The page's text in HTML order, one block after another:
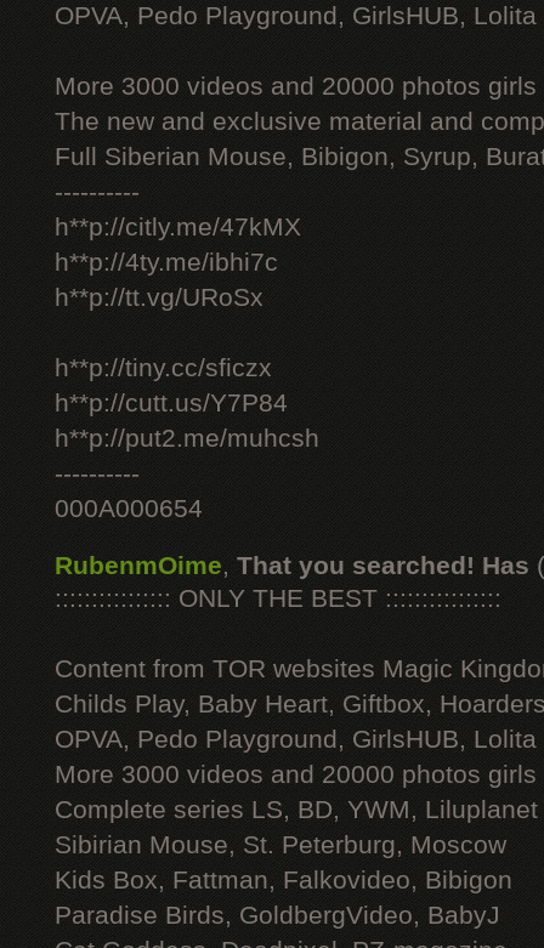
OPVA, Pedo Playground, GirlsHUB, Lolita
More 3000 videos and 20000 photos
The new and exclusive material and
Full Siberian Mouse, Bibigon, Syrup,
----------
h**p://citly.me/47kMX
h**p://4ty.me/ibhi7c
h**p://tt.vg/URoSx
h**p://tiny.cc/sficzx
h**p://cutt.us/Y7P84
h**p://put2.me/muhcsh
----------
000A000654
RubenmOime, That you searched! Has
:::::::::::::::: ONLY THE BEST ::::::::::::::::
Content from TOR websites Magic
Childs Play, Baby Heart, Giftbox,
OPVA, Pedo Playground, GirlsHUB, Lolita
More 3000 videos and 20000 photos
Complete series LS, BD, YWM, Liluplanet
Sibirian Mouse, St. Peterburg, Moscow
Kids Box, Fattman, Falkovideo, Bibigon
Paradise Birds, GoldbergVideo, BabyJ